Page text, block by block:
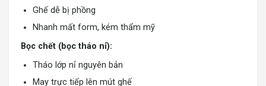
Ghế dễ bị phồng
Nhanh mất form, kém thẩm mỹ
Bọc chết (bọc tháo nỉ):
Tháo lớp nỉ nguyên bản
May trực tiếp lên mút ghế